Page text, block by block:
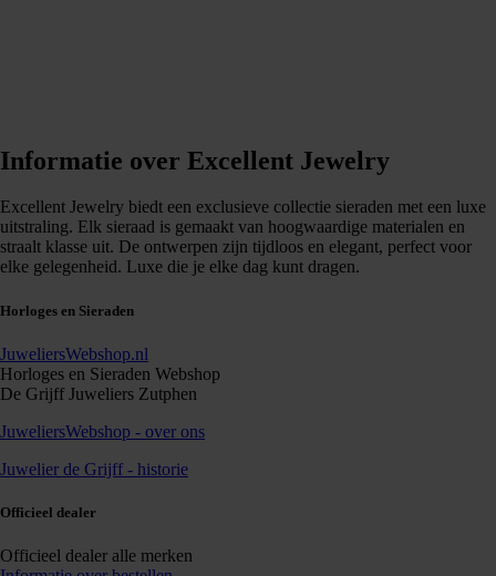
Informatie over Excellent Jewelry
Excellent Jewelry biedt een exclusieve collectie sieraden met een luxe
uitstraling. Elk sieraad is gemaakt van hoogwaardige materialen en
straalt klasse uit. De ontwerpen zijn tijdloos en elegant, perfect voor
elke gelegenheid. Luxe die je elke dag kunt dragen.
Horloges en Sieraden
JuweliersWebshop.nl
Horloges en Sieraden Webshop
De Grijff Juweliers Zutphen
JuweliersWebshop - over ons
Juwelier de Grijff - historie
Officieel dealer
Officieel dealer alle merken